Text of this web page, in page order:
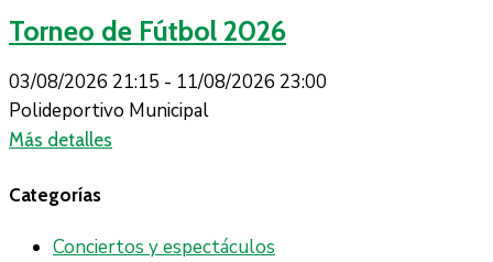
Torneo de Fútbol 2026
03/08/2026 21:15 - 11/08/2026 23:00
Polideportivo Municipal
Más detalles
Categorías
Conciertos y espectáculos